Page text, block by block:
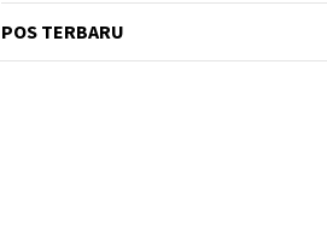
POS TERBARU